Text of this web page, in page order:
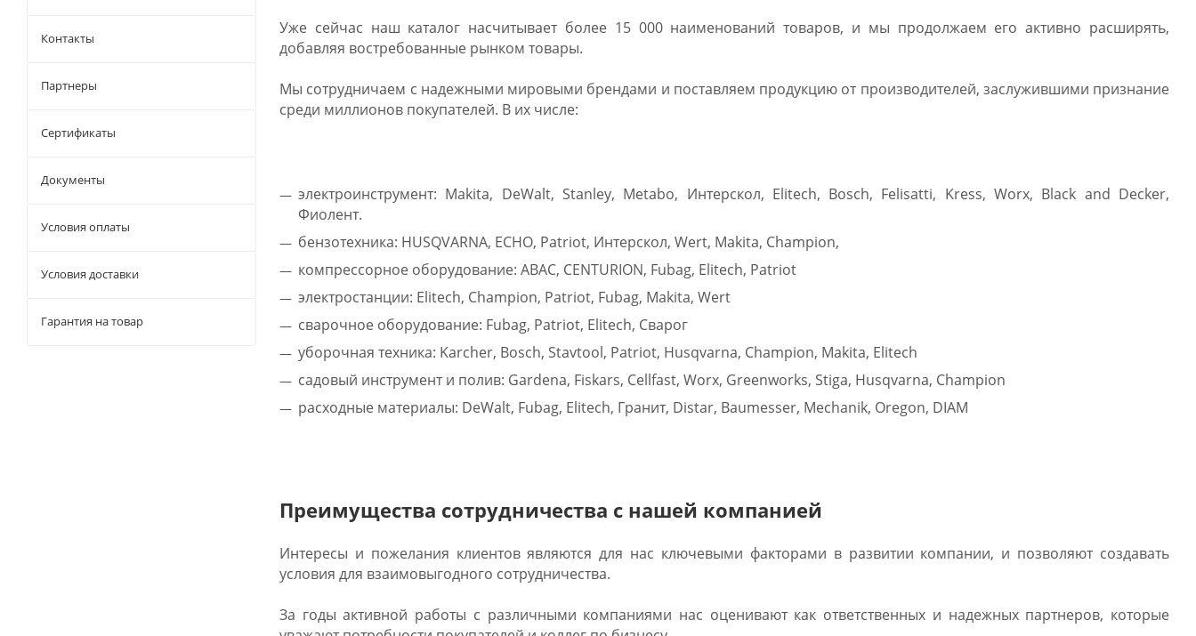
Уже сейчас наш каталог насчитывает более 15 000 наименований товаров, и мы продолжаем его активно расширять,
добавляя востребованные рынком товары.
Мы сотрудничаем с надежными мировыми брендами и поставляем продукцию от производителей, заслужившими признание
среди миллионов покупателей. В их числе:
электроинструмент: Makita, DeWalt, Stanley, Metabo, Интерскол, Elitech, Bosch, Felisatti, Kress, Worx, Black and Decker,
Фиолент.
бензотехника: HUSQVARNA, ECHO, Patriot, Интерскол, Wert, Makita, Champion,
компрессорное оборудование: ABAC, CENTURION, Fubag, Elitech, Patriot
электростанции: Elitech, Champion, Patriot, Fubag, Makita, Wert
сварочное оборудование: Fubag, Patriot, Elitech, Сварог
уборочная техника: Karcher, Bosch, Stavtool, Patriot, Husqvarna, Champion, Makita, Elitech
садовый инструмент и полив: Gardena, Fiskars, Cellfast, Worx, Greenworks, Stiga, Husqvarna, Champion
расходные материалы: DeWalt, Fubag, Elitech, Гранит, Distar, Baumesser, Mechanik, Oregon, DIAM
Преимущества сотрудничества с нашей компанией
Интересы и пожелания клиентов являются для нас ключевыми факторами в развитии компании, и позволяют создавать
условия для взаимовыгодного сотрудничества.
За годы активной работы с различными компаниями нас оценивают как ответственных и надежных партнеров, которые
Контакты
Партнеры
Сертификаты
Документы
Условия оплаты
Условия доставки
Гарантия на товар